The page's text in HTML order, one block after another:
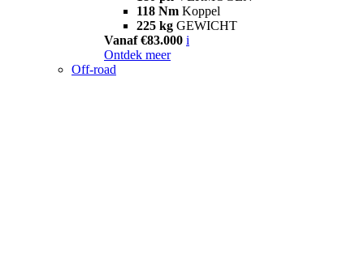
118 Nm Koppel
225 kg GEWICHT
Vanaf €83.000 i
Ontdek meer
Off-road